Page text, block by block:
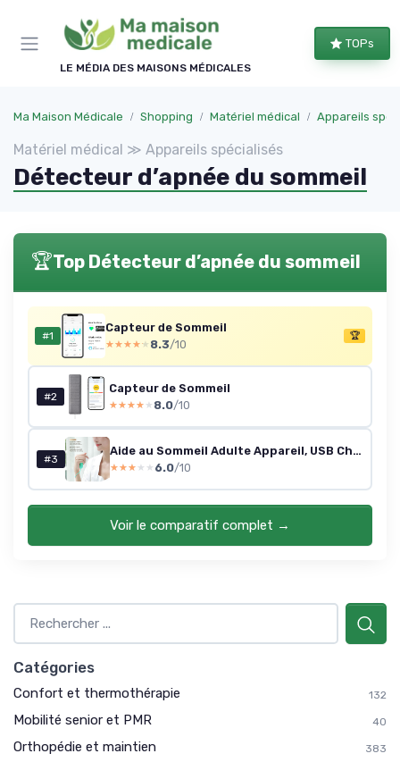
LE MÉDIA DES MAISONS MÉDICALES
TOPs
Ma Maison Médicale Shopping Matériel médical Appareils
Matériel médical ≫ Appareils spécialisés
Détecteur d’apnée du sommeil
🏆Top Détecteur d’apnée du sommeil
#1
Capteur de Sommeil
★★★★★
★★★★★ 8.3/10
🏆
#2
Capteur de Sommeil
★★★★★
★★★★★ 8.0/10
#3
Aide au Sommeil Adulte Appareil, USB Charge Dispositif D'aide au Sommeil, Une Durée de 20 Heures, Appareil pour apnée du sommeil, pour L'insomnie et L'anxiété (Cyan)
★★★★★
★★★★★ 6.0/10
Voir le comparatif complet →
Catégories
Confort et thermothérapie 132
Mobilité senior et PMR 40
Orthopédie et maintien 383